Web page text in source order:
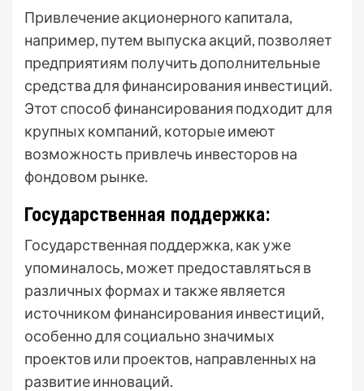
Привлечение акционерного капитала,
например, путем выпуска акций, позволяет
предприятиям получить дополнительные
средства для финансирования инвестиций.
Этот способ финансирования подходит для
крупных компаний, которые имеют
возможность привлечь инвесторов на
фондовом рынке.
Государственная поддержка:
Государственная поддержка, как уже
упоминалось, может предоставляться в
различных формах и также является
источником финансирования инвестиций,
особенно для социально значимых
проектов или проектов, направленных на
развитие инноваций.